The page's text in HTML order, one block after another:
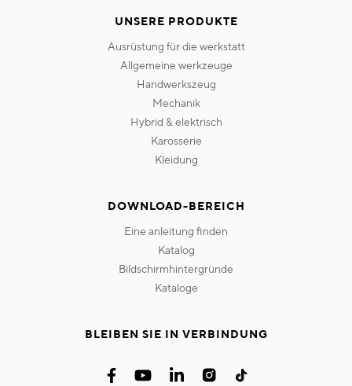
UNSERE PRODUKTE
ausrüstung für die werkstatt
allgemeine werkzeuge
handwerkszeug
mechanik
hybrid & elektrisch
karosserie
kleidung
DOWNLOAD-BEREICH
eine anleitung finden
katalog
bildschirmhintergründe
kataloge
BLEIBEN SIE IN VERBINDUNG